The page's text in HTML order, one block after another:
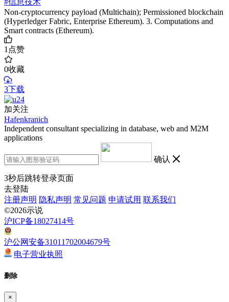
#信息技术
Non-cryptocurrency payload (Multichain); Permissioned blockchain
(Hyperledger Fabric, Enterprise Ethereum). 3. Computations and
Smart contracts (Ethereum).
1点赞
0收藏
3下载
加关注
Hafenkranich
Independent consultant specializing in database, web and M2M
applications
确认
3秒后跳转登录页面
去登陆
注册声明 隐私声明 常见问题 申请试用 联系我们
©2026示说
沪ICP备18027414号
沪公网安备31011702004679号
电子营业执照
删除
×